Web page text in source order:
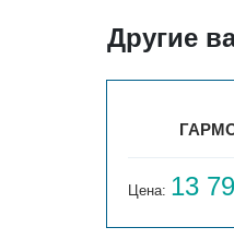
Другие
Цена: 13